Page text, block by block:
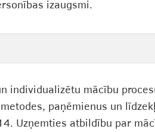
izaugsmi.
individualizētu mācību
paņēmienus un
Uzņemties atbildību par